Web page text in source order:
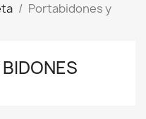
Portabidones y